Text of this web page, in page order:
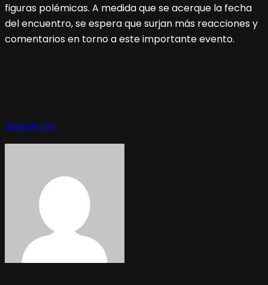
figuras polémicas. A medida que se acerque la fecha
del encuentro, se espera que surjan más reacciones y
comentarios en torno a este importante evento.
Source link